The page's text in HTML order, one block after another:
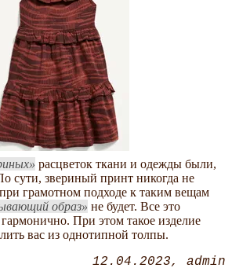
расцветок ткани и одежды были,
сути, звериный принт никогда не
грамотном подходе к таким вещам
образ
не будет. Все это
При этом такое изделие
вас из однотипной толпы.
12.04.2023 admin